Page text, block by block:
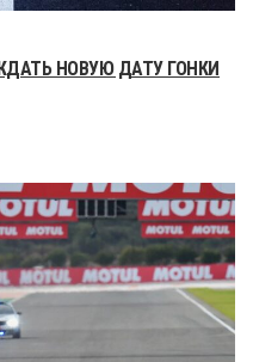
НОВУЮ ДАТУ ГОНКИ